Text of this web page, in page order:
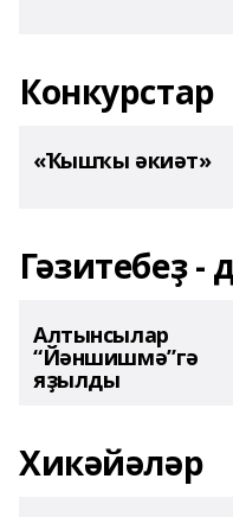
Конкурстар
«Ҡышҡы әкиәт»
Гәзитебеҙ -
Алтынсылар
“Йәншишмә”гә
яҙылды
Хикәйәләр